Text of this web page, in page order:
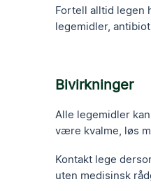
Fortell alltid legen
legemidler,
Bivirkninger
Alle legemidler
være kvalme, løs
Kontakt lege
uten medisinsk